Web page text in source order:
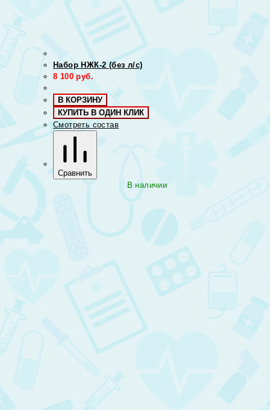
Набор НЖК-2 (без л/с)
8 100 руб.
В КОРЗИНУ
КУПИТЬ В ОДИН КЛИК
Смотреть состав
Сравнить
В наличии